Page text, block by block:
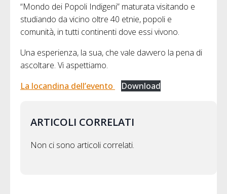
“Mondo dei Popoli Indigeni” maturata visitando e
studiando da vicino oltre 40 etnie, popoli e
comunità, in tutti continenti dove essi vivono.
Una esperienza, la sua, che vale davvero la pena di
ascoltare. Vi aspettiamo.
La locandina dell’evento
Download
ARTICOLI CORRELATI
Non ci sono articoli correlati.